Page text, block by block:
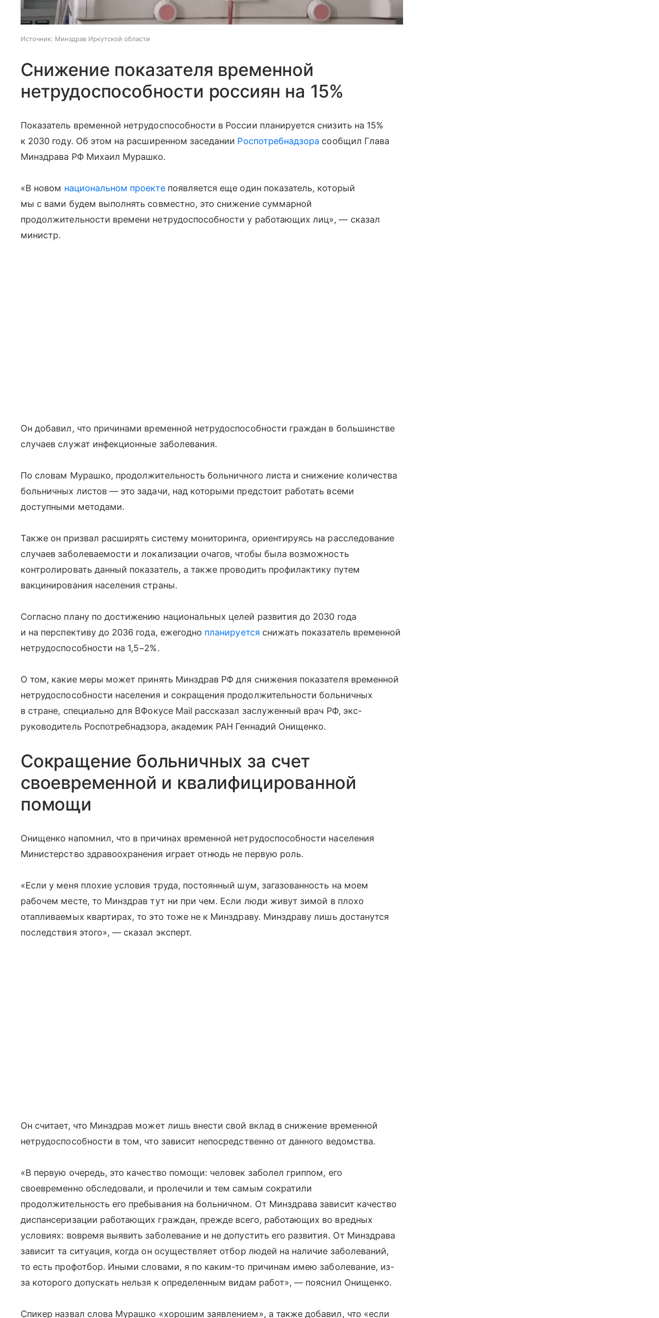
Источник: Минздрав Иркутской области
Снижение показателя временной
нетрудоспособности россиян на 15%
Показатель временной нетрудоспособности в России планируется снизить на 15%
к 2030 году. Об этом на расширенном заседании Роспотребнадзора сообщил Глава
Минздрава РФ Михаил Мурашко.
«В новом национальном проектепоявляется еще один показатель, который
мы с вами будем выполнять совместно, это снижение суммарной
продолжительности времени нетрудоспособности у работающих лиц», — сказал
министр.
Он добавил, что причинами временной нетрудоспособности граждан в большинстве
случаев служат инфекционные заболевания.
По словам Мурашко, продолжительность больничного листа и снижение количества
больничных листов — это задачи, над которыми предстоит работать всеми
доступными методами.
Также он призвал расширять систему мониторинга, ориентируясь на расследование
случаев заболеваемости и локализации очагов, чтобы была возможность
контролировать данный показатель, а также проводить профилактику путем
вакцинирования населения страны.
Согласно плану по достижению национальных целей развития до 2030 года
и на перспективу до 2036 года, ежегодно планируется снижать показатель временной
нетрудоспособности на 1,5−2%.
О том, какие меры может принять Минздрав РФ для снижения показателя временной
нетрудоспособности населения и сокращения продолжительности больничных
в стране, специально для ВФокусе Mail рассказал заслуженный врач РФ, экс-
руководитель Роспотребнадзора, академик РАН Геннадий Онищенко.
Сокращение больничных за счет
своевременной и квалифицированной
помощи
Онищенко напомнил, что в причинах временной нетрудоспособности населения
Министерство здравоохранения играет отнюдь не первую роль.
«Если у меня плохие условия труда, постоянный шум, загазованность на моем
рабочем месте, то Минздрав тут ни при чем. Если люди живут зимой в плохо
отапливаемых квартирах, то это тоже не к Минздраву. Минздраву лишь достанутся
последствия этого», — сказал эксперт.
Он считает, что Минздрав может лишь внести свой вклад в снижение временной
нетрудоспособности в том, что зависит непосредственно от данного ведомства.
«В первую очередь, это качество помощи: человек заболел гриппом, его
своевременно обследовали, и пролечили и тем самым сократили
продолжительность его пребывания на больничном. От Минздрава зависит качество
диспансеризации работающих граждан, прежде всего, работающих во вредных
условиях: вовремя выявить заболевание и не допустить его развития. От Минздрава
зависит та ситуация, когда он осуществляет отбор людей на наличие заболеваний,
то есть профотбор. Иными словами, я по каким-то причинам имею заболевание, из-
за которого допускать нельзя к определенным видам работ», — пояснил Онищенко.
Спикер назвал слова Мурашко «хорошим заявлением», а также добавил, что «если